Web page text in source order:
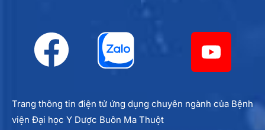
Trang thông tin điện tử ứng dụng chuyên ngành của Bệnh
viện Đại học Y Dược Buôn Ma Thuột